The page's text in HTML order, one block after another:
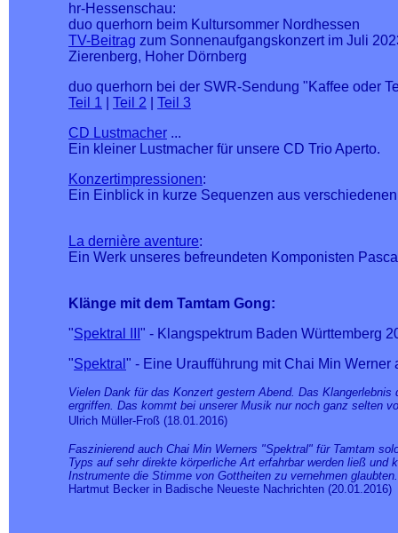
hr-Hessenschau:
duo querhorn beim Kultursommer Nordhessen
TV-Beitrag zum Sonnenaufgangskonzert im Juli
Zierenberg, Hoher Dörnberg
duo querhorn bei der SWR-Sendung "Kaffee oder
Teil 1
Teil 2
Teil 3
CD Lustmacher ...
Ein kleiner Lustmacher für unsere CD Trio Aperto.
Konzertimpressionen:
Ein Einblick in kurze Sequenzen aus
La dernière aventure:
Ein Werk unseres befreundeten Komponisten
Klänge mit dem Tamtam Gong:
"Spektral III " - Klangspektrum Baden Württemberg
"Spektral " - Eine Uraufführung mit Chai Min Werner
Vielen Dank für das Konzert gestern Abend. Das
ergriffen. Das kommt bei unserer Musik nur noch ganz selten
Ulrich Müller-Froß (18.01.2016)
Faszinierend auch Chai Min Werners "Spektral" für Tamtam
Typs auf sehr direkte körperliche Art erfahrbar werden ließ
Instrumente die Stimme von Gottheiten zu vernehmen glaubten.
Hartmut Becker in Badische Neueste Nachrichten (20.01.2016)